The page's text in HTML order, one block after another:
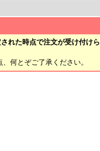
れた時点で注文が受け付けら
何とぞご了承ください。